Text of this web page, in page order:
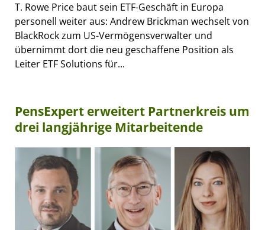
T. Rowe Price baut sein ETF-Geschäft in Europa
personell weiter aus: Andrew Brickman wechselt von
BlackRock zum US-Vermögensverwalter und
übernimmt dort die neu geschaffene Position als
Leiter ETF Solutions für...
PensExpert erweitert Partnerkreis um
drei langjährige Mitarbeitende